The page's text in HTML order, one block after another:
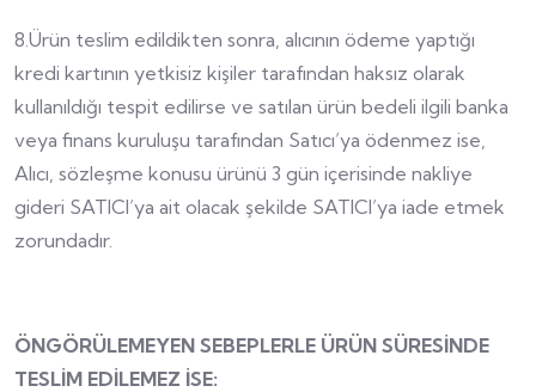
8.Ürün teslim edildikten sonra, alıcının ödeme yaptığı
kredi kartının yetkisiz kişiler tarafından haksız olarak
kullanıldığı tespit edilirse ve satılan ürün bedeli ilgili banka
veya finans kuruluşu tarafından Satıcı’ya ödenmez ise,
Alıcı, sözleşme konusu ürünü 3 gün içerisinde nakliye
gideri SATICI’ya ait olacak şekilde SATICI’ya iade etmek
zorundadır.
ÖNGÖRÜLEMEYEN SEBEPLERLE ÜRÜN SÜRESİNDE
TESLİM EDİLEMEZ İSE: